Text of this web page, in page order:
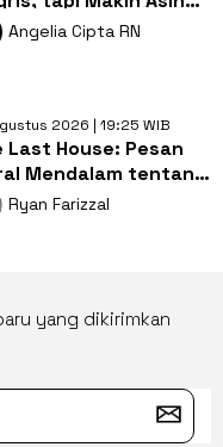
Bahasa Ibu,
Angelia Cipta RN
2026 | 19:25 WIB
Last House: Pesan
Mendalam tentang
Manusia dan
Ryan Farizzal
yang dikirimkan